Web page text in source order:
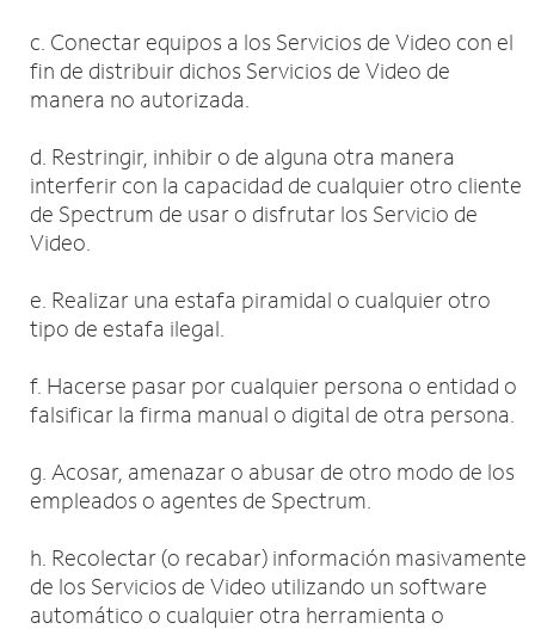
c. Conectar equipos a los Servicios de Video con el
fin de distribuir dichos Servicios de Video de
manera no autorizada.
d. Restringir, inhibir o de alguna otra manera
interferir con la capacidad de cualquier otro cliente
de Spectrum de usar o disfrutar los Servicio de
Video.
e. Realizar una estafa piramidal o cualquier otro
tipo de estafa ilegal.
f. Hacerse pasar por cualquier persona o entidad o
falsificar la firma manual o digital de otra persona.
g. Acosar, amenazar o abusar de otro modo de los
empleados o agentes de Spectrum.
h. Recolectar (o recabar) información masivamente
de los Servicios de Video utilizando un software
automático o cualquier otra herramienta o